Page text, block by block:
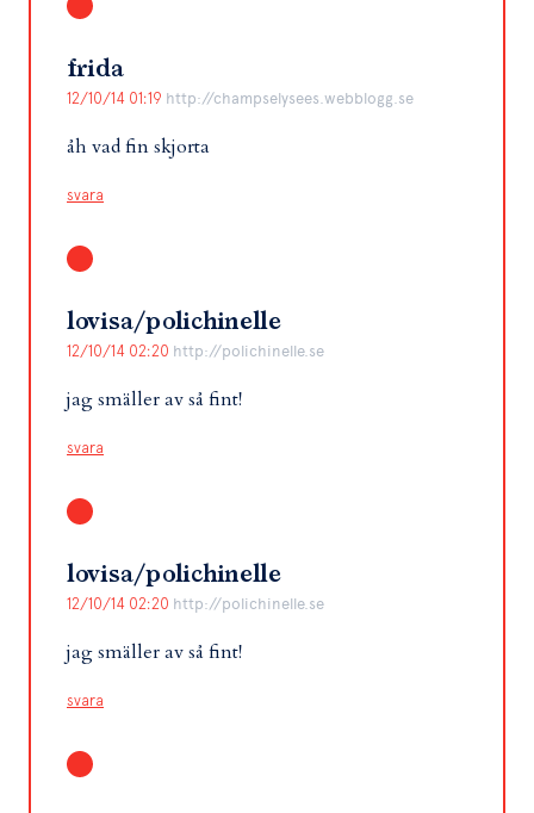
frida
12/10/14 01:19 http://champselysees.webblogg.se
åh vad fin skjorta
svara
lovisa/polichinelle
12/10/14 02:20 http://polichinelle.se
jag smäller av så fint!
svara
lovisa/polichinelle
12/10/14 02:20 http://polichinelle.se
jag smäller av så fint!
svara